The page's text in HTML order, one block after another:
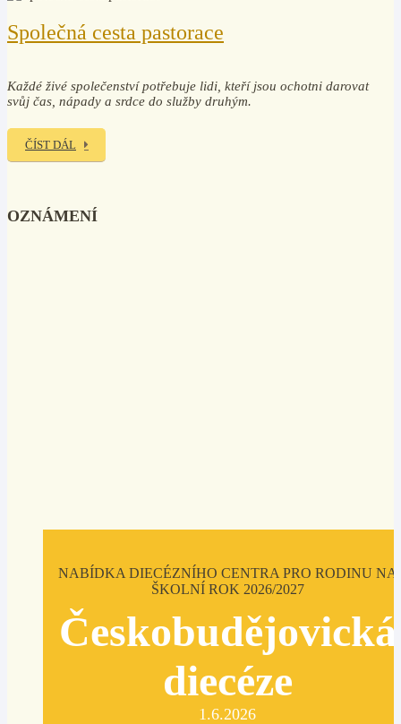
Společná cesta pastorace
Každé živé společenství potřebuje lidi, kteří jsou ochotni darovat
svůj čas, nápady a srdce do služby druhým.
ČÍST DÁL
OZNÁMENÍ
NABÍDKA DIECÉZNÍHO CENTRA PRO RODINU NA
ŠKOLNÍ ROK 2026/2027
Českobudějovická
diecéze
1.6.2026